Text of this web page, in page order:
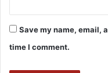
Save my name, email,
time I comment.